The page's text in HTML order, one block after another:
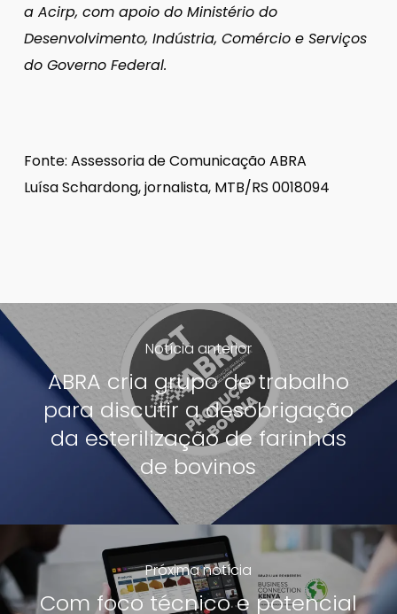
a Acirp, com apoio do Ministério do
Desenvolvimento, Indústria, Comércio e Serviços
do Governo Federal.
Fonte: Assessoria de Comunicação ABRA
Luísa Schardong, jornalista, MTB/RS 0018094
Notícia anterior
ABRA cria grupo de trabalho
para discutir a desobrigação
da esterilização de farinhas
de bovinos
Próxima notícia
Com foco técnico e potencial